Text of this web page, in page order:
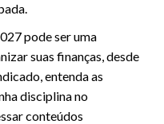
pode ser uma
suas finanças, desde
entenda as
disciplina no
conteúdos